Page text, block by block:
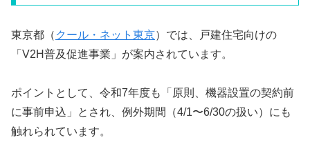
東京都（ クール・ネット東京）では、戸建住宅向けの
「V2H普及促進事業」が案内されています。
ポイントとして、令和7年度も「原則、機器設置の契約前
に事前申込」とされ、例外期間（4/1〜6/30の扱い）にも
触れられています。